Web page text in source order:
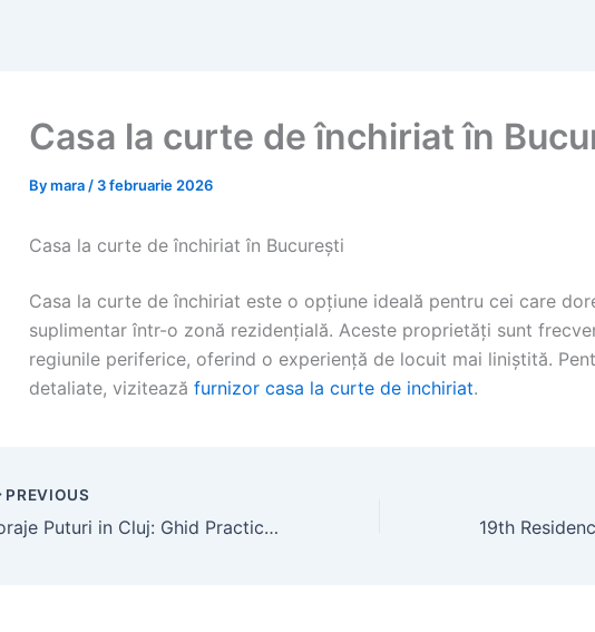
Casa la curte de închiriat în
Bymara / 3 februarie 2026
Casa la curte de închiriat în București
Casa la curte de închiriat este o opțiune ideală pentru cei care
suplimentar într-o zonă rezidențială. Aceste proprietăți sunt
regiunile periferice, oferind o experiență de locuit mai liniștită.
detaliate, vizitează furnizor casa la curte de inchiriat.
PREVIOUS
Foraje Puturi in Cluj: Ghid Practic pentru Proprietari